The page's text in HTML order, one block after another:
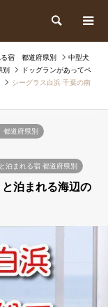
検索
る宿 都道府県別
中型犬
別
ドッグランがあってペ
シーグラス白浜 千葉の南
道府県別
泊まれる宿 都道府県別
泊まれる海辺の